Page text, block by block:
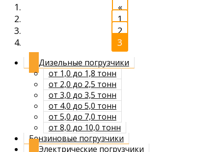
«
1
2
3
Дизельные погрузчики
от 1,0 до 1,8 тонн
от 2,0 до 2,5 тонн
от 3,0 до 3,5 тонн
от 4,0 до 5,0 тонн
от 5,0 до 7,0 тонн
от 8,0 до 10,0 тонн
Бензиновые погрузчики
Электрические погрузчики